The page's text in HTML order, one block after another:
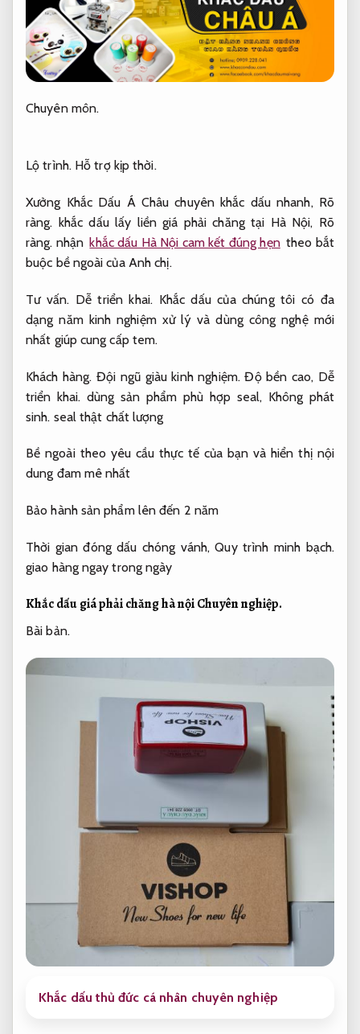
Chuyên môn.
Lộ trình. Hỗ trợ kịp thời.
Xưởng Khắc Dấu Á Châu chuyên khắc dấu nhanh, Rõ
ràng. khắc dấu lấy liền giá phải chăng tại Hà Nội, Rõ
ràng. nhận khắc dấu Hà Nội cam kết đúng hẹn theo bắt
buộc bề ngoài của Anh chị.
Tư vấn. Dễ triển khai. Khắc dấu của chúng tôi có đa
dạng năm kinh nghiệm xử lý và dùng công nghệ mới
nhất giúp cung cấp tem.
Khách hàng. Đội ngũ giàu kinh nghiệm. Độ bền cao, Dễ
triển khai. dùng sản phẩm phù hợp seal, Không phát
sinh. seal thật chất lượng
Bề ngoài theo yêu cầu thực tế của bạn và hiển thị nội
dung đam mê nhất
Bảo hành sản phẩm lên đến 2 năm
Thời gian đóng dấu chóng vánh,Quy trình minh bạch.
giao hàng ngay trong ngày
Khắc dấu giá phải chăng hà nộiChuyên nghiệp.
Bài bản.
Khắc dấu thủ đức cá nhân chuyên nghiệp